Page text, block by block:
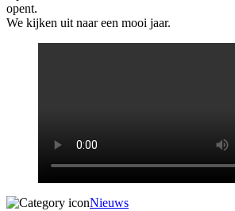
opent.
We kijken uit naar een mooi jaar.
Nieuws